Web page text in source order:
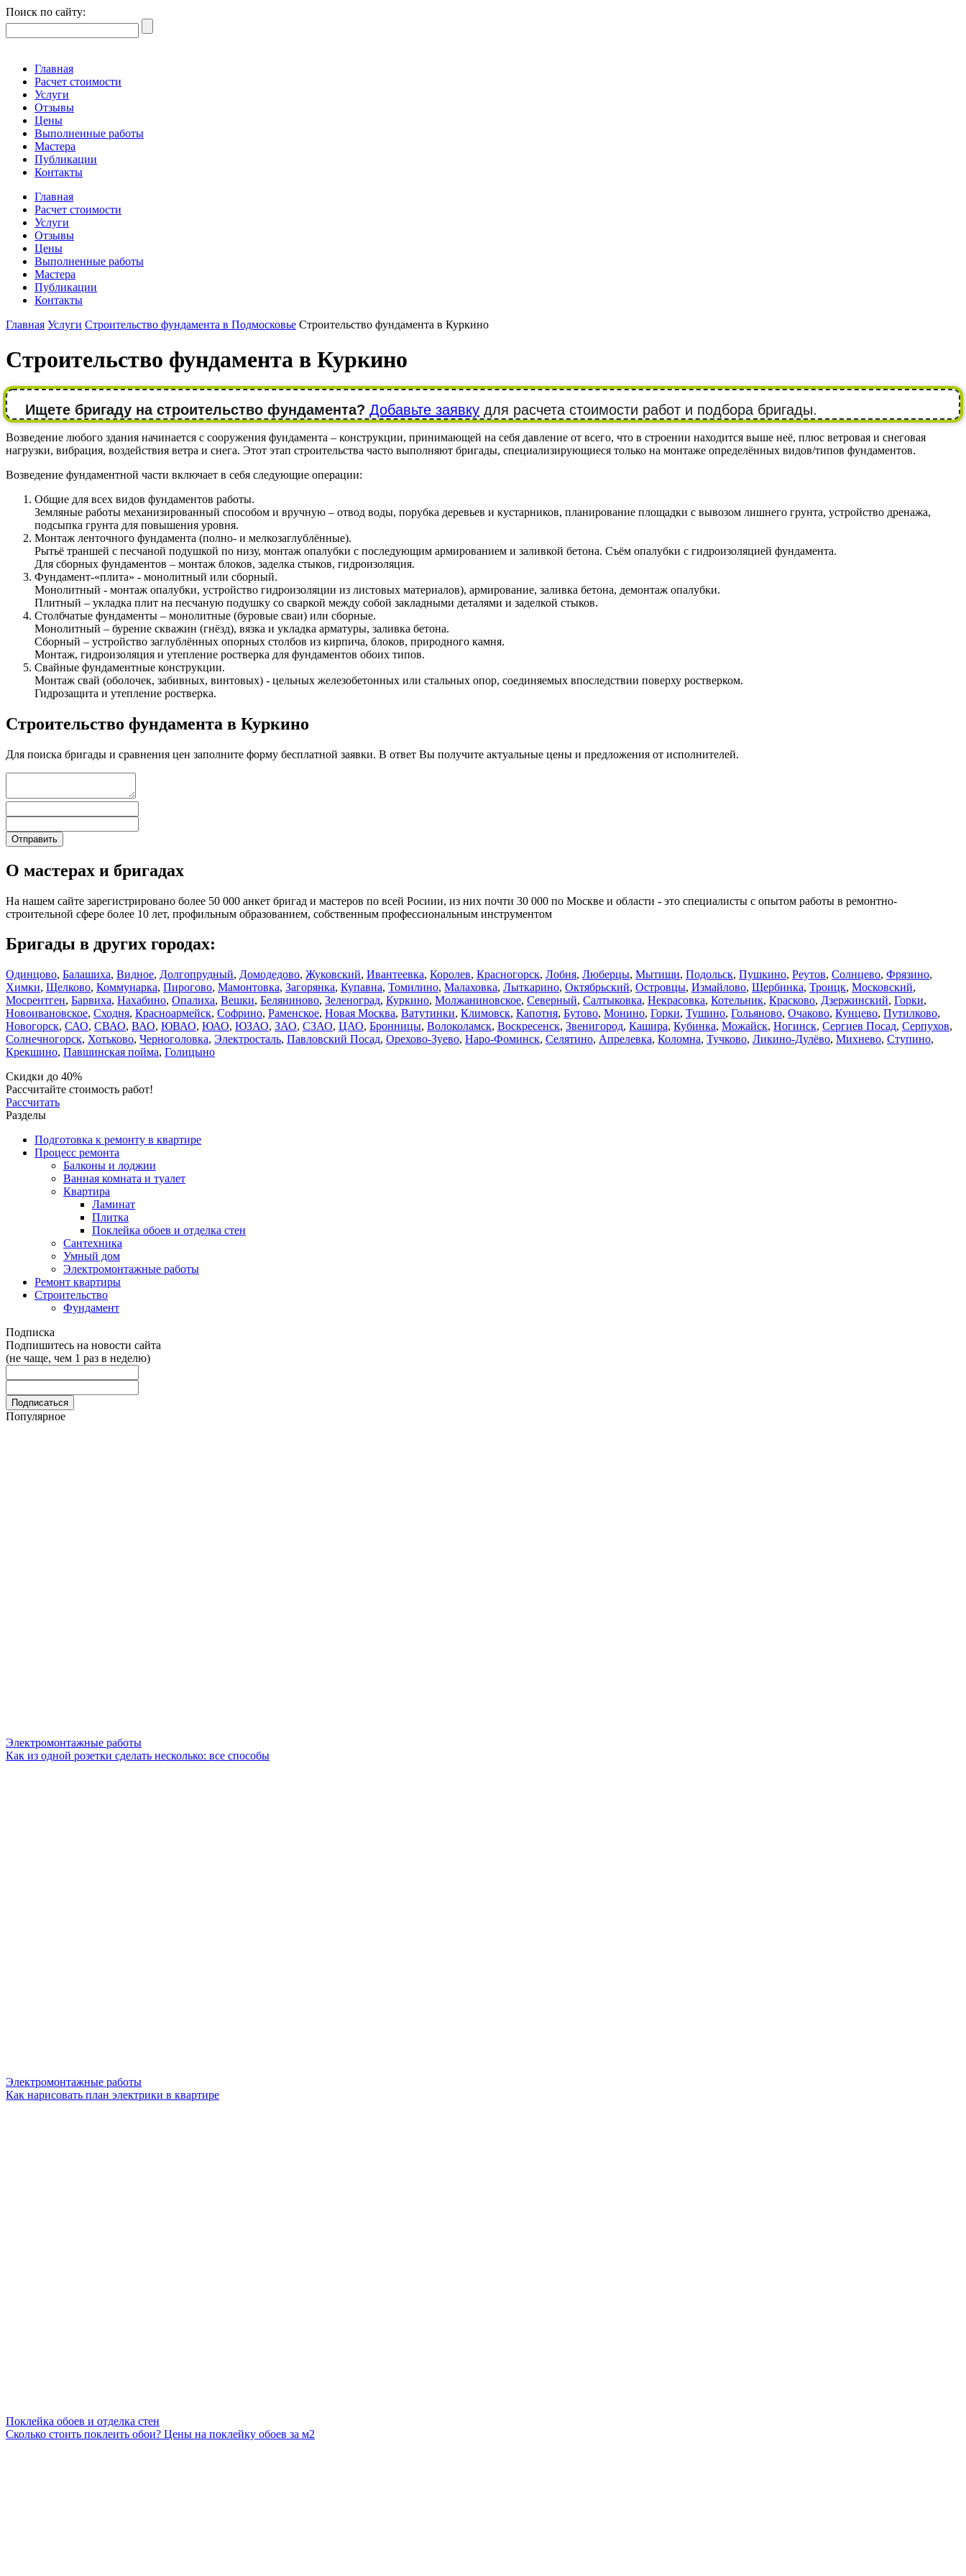
Поиск по сайту:
Главная
Расчет стоимости
Услуги
Отзывы
Цены
Выполненные работы
Мастера
Публикации
Контакты
Главная
Расчет стоимости
Услуги
Отзывы
Цены
Выполненные работы
Мастера
Публикации
Контакты
Главная Услуги Строительство фундамента в Подмосковье Строительство фундамента в Куркино
Строительство фундамента в Куркино
Ищете бригаду на строительство фундамента? Добавьте заявку для расчета стоимости работ и подбора бригады.
Возведение любого здания начинается с сооружения фундамента – конструкции, принимающей на себя давление от всего, что в строении находится выше неё, плюс ветровая и снеговая
нагрузки, вибрация, воздействия ветра и снега. Этот этап строительства часто выполняют бригады, специализирующиеся только на монтаже определённых видов/типов фундаментов.
Возведение фундаментной части включает в себя следующие операции:
Общие для всех видов фундаментов работы.
Земляные работы механизированный способом и вручную – отвод воды, порубка деревьев и кустарников, планирование площадки с вывозом лишнего грунта, устройство дренажа,
подсыпка грунта для повышения уровня.
Монтаж ленточного фундамента (полно- и мелкозаглублённые).
Рытьё траншей с песчаной подушкой по низу, монтаж опалубки с последующим армированием и заливкой бетона. Съём опалубки с гидроизоляцией фундамента.
Для сборных фундаментов – монтаж блоков, заделка стыков, гидроизоляция.
Фундамент-«плита» - монолитный или сборный.
Монолитный - монтаж опалубки, устройство гидроизоляции из листовых материалов), армирование, заливка бетона, демонтаж опалубки.
Плитный – укладка плит на песчаную подушку со сваркой между собой закладными деталями и заделкой стыков.
Столбчатые фундаменты – монолитные (буровые сваи) или сборные.
Монолитный – бурение скважин (гнёзд), вязка и укладка арматуры, заливка бетона.
Сборный – устройство заглублённых опорных столбов из кирпича, блоков, природного камня.
Монтаж, гидроизоляция и утепление ростверка для фундаментов обоих типов.
Свайные фундаментные конструкции.
Монтаж свай (оболочек, забивных, винтовых) - цельных железобетонных или стальных опор, соединяемых впоследствии поверху ростверком.
Гидрозащита и утепление ростверка.
Строительство фундамента в Куркино
Для поиска бригады и сравнения цен заполните форму бесплатной заявки. В ответ Вы получите актуальные цены и предложения от исполнителей.
О мастерах и бригадах
На нашем сайте зарегистрировано более 50 000 анкет бригад и мастеров по всей Росиии, из них почти 30 000 по Москве и области - это специалисты с опытом работы в ремонтно-
строительной сфере более 10 лет, профильным образованием, собственным профессиональным инструментом
Бригады в других городах:
Одинцово, Балашиха, Видное, Долгопрудный, Домодедово, Жуковский, Ивантеевка, Королев, Красногорск, Лобня, Люберцы, Мытищи, Подольск, Пушкино, Реутов, Солнцево, Фрязино,
Химки, Щелково, Коммунарка, Пирогово, Мамонтовка, Загорянка, Купавна, Томилино, Малаховка, Лыткарино, Октябрьский, Островцы, Измайлово, Щербинка, Троицк, Московский,
Мосрентген, Барвиха, Нахабино, Опалиха, Вешки, Беляниново, Зеленоград, Куркино, Молжаниновское, Северный, Салтыковка, Некрасовка, Котельник, Красково, Дзержинский, Горки,
Новоивановское, Сходня, Красноармейск, Софрино, Раменское, Новая Москва, Ватутинки, Климовск, Капотня, Бутово, Монино, Горки, Тушино, Гольяново, Очаково, Кунцево, Путилково,
Новогорск, САО, СВАО, ВАО, ЮВАО, ЮАО, ЮЗАО, ЗАО, СЗАО, ЦАО, Бронницы, Волоколамск, Воскресенск, Звенигород, Кашира, Кубинка, Можайск, Ногинск, Сергиев Посад, Серпухов,
Солнечногорск, Хотьково, Черноголовка, Электросталь, Павловский Посад, Орехово-Зуево, Наро-Фоминск, Селятино, Апрелевка, Коломна, Тучково, Ликино-Дулёво, Михнево, Ступино,
Крекшино, Павшинская пойма, Голицыно
Скидки до 40%
Рассчитайте стоимость работ!
Рассчитать
Разделы
Подготовка к ремонту в квартире
Процесс ремонта
Балконы и лоджии
Ванная комната и туалет
Квартира
Ламинат
Плитка
Поклейка обоев и отделка стен
Сантехника
Умный дом
Электромонтажные работы
Ремонт квартиры
Строительство
Фундамент
Подписка
Подпишитесь на новости сайта
(не чаще, чем 1 раз в неделю)
Популярное
Электромонтажные работы
Как из одной розетки сделать несколько: все способы
Электромонтажные работы
Как нарисовать план электрики в квартире
Поклейка обоев и отделка стен
Сколько стоить поклеить обои? Цены на поклейку обоев за м2